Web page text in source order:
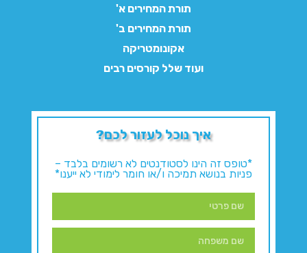
תורת המחירים א'
תורת המחירים ב'
אקונומטריקה
ועוד שלל קורסים רבים
איך נוכל לעזור לכם?
*טופס זה הינו לסטודנטים לא רשומים בלבד –
פניות בנושא תמיכה ו/או חומר לימודי לא ייענו*